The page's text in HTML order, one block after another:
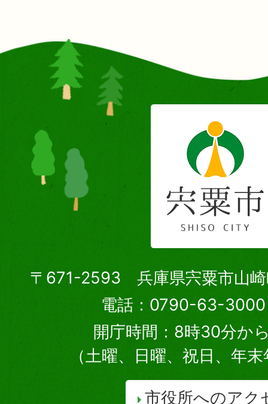
〒671-2593 兵庫県宍粟市山崎
電話：0790-63-3000
開庁時間：8時30分か
（土曜、日曜、祝日、年
市役所へのアク